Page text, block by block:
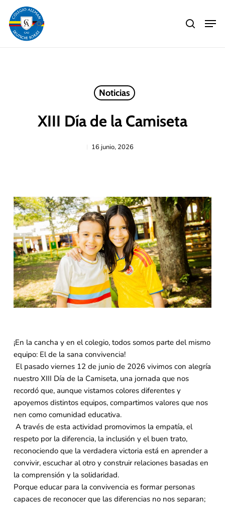
main
content
search
Noticias
XIII Día de la Camiseta
16 junio, 2026
¡En la cancha y en el colegio, todos somos parte del mismo
equipo: El de la sana convivencia!
El pasado viernes 12 de junio de 2026 vivimos con alegría
nuestro XIII Día de la Camiseta, una jornada que nos
recordó que, aunque vistamos colores diferentes y
apoyemos distintos equipos, compartimos valores que nos
nen como comunidad educativa.
A través de esta actividad promovimos la empatía, el
respeto por la diferencia, la inclusión y el buen trato,
reconociendo que la verdadera victoria está en aprender a
convivir, escuchar al otro y construir relaciones basadas en
la comprensión y la solidaridad.
Porque educar para la convivencia es formar personas
capaces de reconocer que las diferencias no nos separan;